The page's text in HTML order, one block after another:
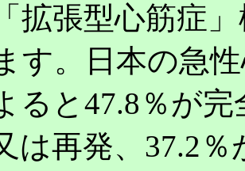
拡張型心筋症
す。日本の急
ると47.8％が
は再発、37.2